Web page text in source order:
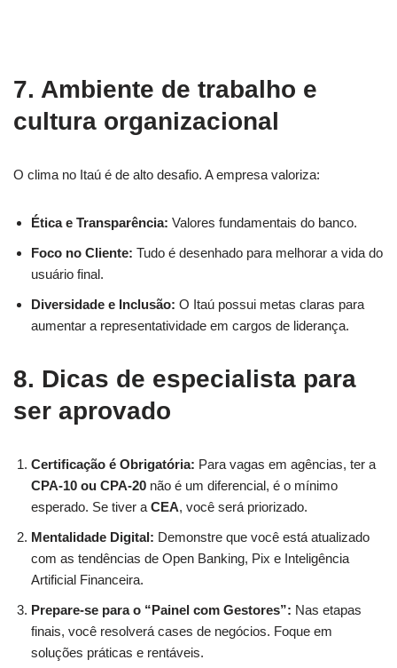
7. Ambiente de trabalho e
cultura organizacional
O clima no Itaú é de alto desafio. A empresa valoriza:
Ética e Transparência: Valores fundamentais do banco.
Foco no Cliente: Tudo é desenhado para melhorar a vida do
usuário final.
Diversidade e Inclusão: O Itaú possui metas claras para
aumentar a representatividade em cargos de liderança.
8. Dicas de especialista para
ser aprovado
Certificação é Obrigatória: Para vagas em agências, ter a
CPA-10 ou CPA-20 não é um diferencial, é o mínimo
esperado. Se tiver a CEA, você será priorizado.
Mentalidade Digital: Demonstre que você está atualizado
com as tendências de Open Banking, Pix e Inteligência
Artificial Financeira.
Prepare-se para o “Painel com Gestores”: Nas etapas
finais, você resolverá cases de negócios. Foque em
soluções práticas e rentáveis.